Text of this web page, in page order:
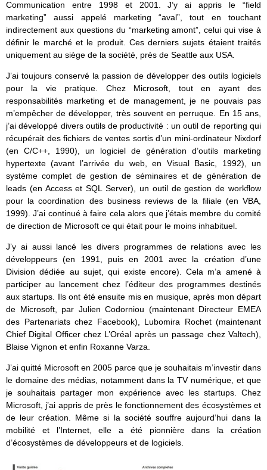
Communication entre 1998 et 2001. J’y ai appris le “field
marketing” aussi appelé marketing “aval”, tout en touchant
indirectement aux questions du “marketing amont”, celui qui vise à
définir le marché et le produit. Ces derniers sujets étaient traités
uniquement au siège de la société, près de Seattle aux USA.
J’ai toujours conservé la passion de développer des outils logiciels
pour la vie pratique. Chez Microsoft, tout en ayant des
responsabilités marketing et de management, je ne pouvais pas
m’empêcher de développer, très souvent en perruque. En 15 ans,
j’ai développé divers outils de productivité : un outil de reporting qui
récupérait des fichiers de ventes sortis d’un mini-ordinateur Nixdorf
(en C/C++, 1990), un logiciel de génération d’outils marketing
hypertexte (avant l’arrivée du web, en Visual Basic, 1992), un
système complet de gestion de séminaires et de génération de
leads (en Access et SQL Server), un outil de gestion de workflow
pour la coordination des business reviews de la filiale (en VBA,
1999). J’ai continué à faire cela alors que j’étais membre du comité
de direction de Microsoft ce qui était pour le moins inhabituel.
J’y ai aussi lancé les divers programmes de relations avec les
développeurs (en 1991, puis en 2001 avec la création d’une
Division dédiée au sujet, qui existe encore). Cela m’a amené à
participer au lancement chez l’éditeur des programmes destinés
aux startups. Ils ont été ensuite mis en musique, après mon départ
de Microsoft, par Julien Codorniou (maintenant Directeur EMEA
des Partenariats chez Facebook), Lubomira Rochet (maintenant
Chief Digital Officer chez L’Oréal après un passage chez Valtech),
Blaise Vignon et enfin Roxanne Varza.
J’ai quitté Microsoft en 2005 parce que je souhaitais m’investir dans
le domaine des médias, notamment dans la TV numérique, et que
je souhaitais partager mon expérience avec les startups. Chez
Microsoft, j’ai appris de près le fonctionnement des écosystèmes et
de leur création. Même si la société souffre aujourd’hui dans la
mobilité et l’Internet, elle a été pionnière dans la création
d’écosystèmes de développeurs et de logiciels.